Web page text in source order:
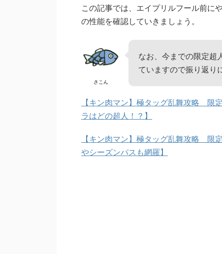
この記事では、エイプリルフール前に
の性能を確認していきましょう。
さこん
なお、今までの限定超
ていますので振り返り
【キン肉マン】極タッグ乱舞攻略 限
ラはどの超人！？】
【キン肉マン】極タッグ乱舞攻略 限
やシーズンパスも網羅】